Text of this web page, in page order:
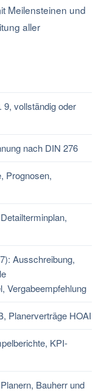
Meilensteinen und
aller
9, vollständig oder
nach DIN 276
Prognosen,
Ausschreibung,
Vergabeempfehlung
Planerverträge HOAI
KPI-
Bauherr und